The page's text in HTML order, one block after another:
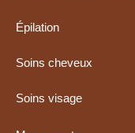
Épilation
Soins cheveux
Soins visage